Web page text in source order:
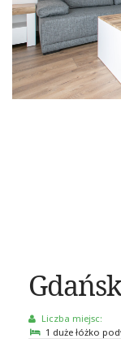
Liczba miejsc:
1 duże łóżko